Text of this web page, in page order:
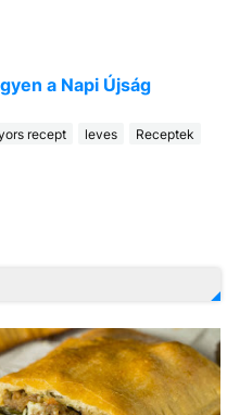
a Napi Újság
recept leves
Receptek